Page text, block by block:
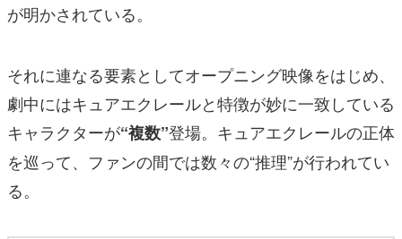
が明かされている。
それに連なる要素としてオープニング映像をはじめ、
劇中にはキュアエクレールと特徴が妙に一致している
キャラクターが“複数”登場。キュアエクレールの正体
を巡って、ファンの間では数々の“推理”が行われてい
る。